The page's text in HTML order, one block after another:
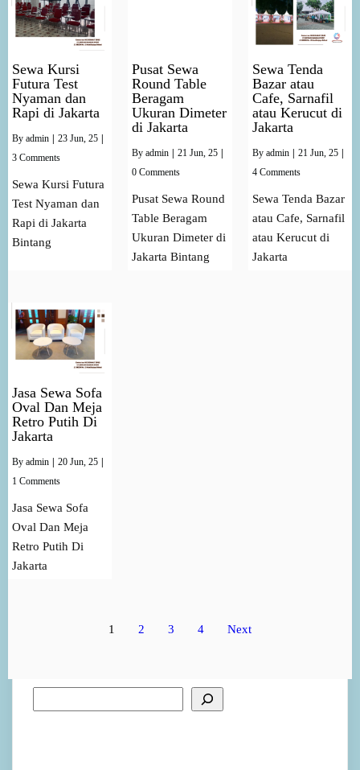
Sewa Kursi
Futura Test
Nyaman dan
Rapi di Jakarta
By admin 23 Jun, 25
3 Comments
Sewa Kursi Futura
Test Nyaman dan
Rapi di Jakarta
Bintang
Pusat Sewa
Round Table
Beragam
Ukuran Dimeter
di Jakarta
Byadmin 21 Jun, 25
0 Comments
Pusat Sewa Round
Table Beragam
Ukuran Dimeter di
Jakarta Bintang
Sewa Tenda
Bazar atau
Cafe, Sarnafil
atau Kerucut di
Jakarta
By admin 21 Jun, 25
4 Comments
Sewa Tenda Bazar
atau Cafe, Sarnafil
atau Kerucut di
Jakarta
Jasa Sewa Sofa
Oval Dan Meja
Retro Putih Di
Jakarta
By admin | 20 Jun, 25 |
1 Comments
Jasa Sewa Sofa
Oval Dan Meja
Retro Putih Di
Jakarta
1 2 3 4 Next